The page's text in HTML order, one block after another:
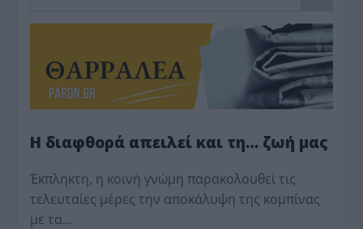
Η διαφθορά απειλεί και τη… ζωή μας
Έκπληκτη, η κοινή γνώμη παρακολουθεί τις
τελευταίες μέρες την αποκάλυψη της κο­μπίνας
με τα…